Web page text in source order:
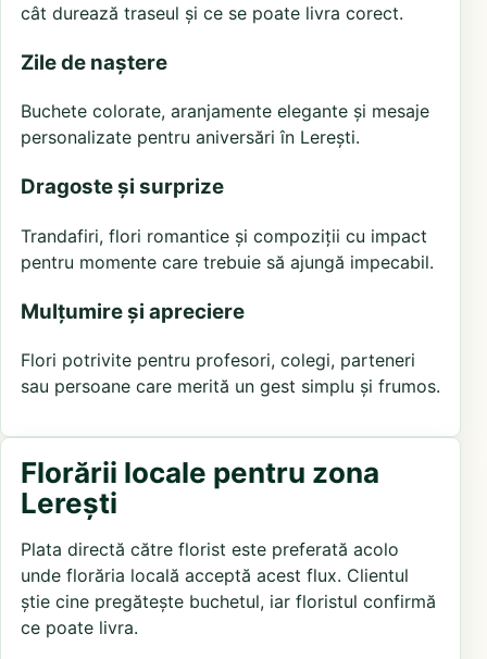
cât durează traseul și ce se poate livra corect.
Zile de naștere
Buchete colorate, aranjamente elegante și mesaje
personalizate pentru aniversări în Lerești.
Dragoste și surprize
Trandafiri, flori romantice și compoziții cu impact
pentru momente care trebuie să ajungă impecabil.
Mulțumire și apreciere
Flori potrivite pentru profesori, colegi, parteneri
sau persoane care merită un gest simplu și frumos.
Florării locale pentru zona
Lerești
Plata directă către florist este preferată acolo
unde florăria locală acceptă acest flux. Clientul
știe cine pregătește buchetul, iar floristul confirmă
ce poate livra.